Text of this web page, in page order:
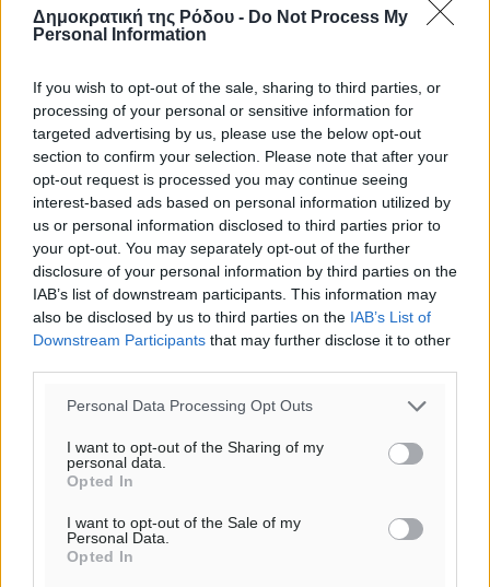
Δημοκρατική της Ρόδου - Do Not Process My
Personal Information
If you wish to opt-out of the sale, sharing to third parties, or
processing of your personal or sensitive information for
targeted advertising by us, please use the below opt-out
section to confirm your selection. Please note that after your
opt-out request is processed you may continue seeing
interest-based ads based on personal information utilized by
us or personal information disclosed to third parties prior to
your opt-out. You may separately opt-out of the further
disclosure of your personal information by third parties on the
IAB’s list of downstream participants. This information may
also be disclosed by us to third parties on the IAB’s List of
Downstream Participants that may further disclose it to other
Personal Data Processing Opt Outs
I want to opt-out of the Sharing of my
personal data.
Opted In
I want to opt-out of the Sale of my
Personal Data.
Opted In
28 °
ΤΕ